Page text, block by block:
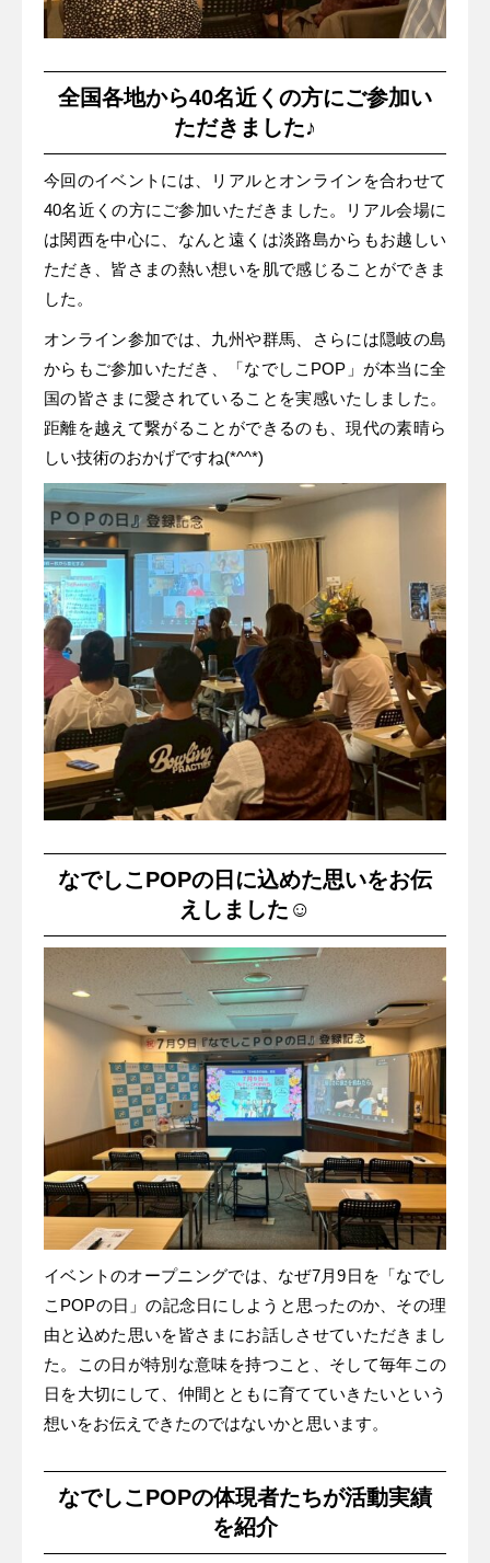
全国各地から40名近くの方にご参加い
ただきました♪
今回のイベントには、リアルとオンラインを合わせて
40名近くの方にご参加いただきました。リアル会場に
は関西を中心に、なんと遠くは淡路島からもお越しい
ただき、皆さまの熱い想いを肌で感じることができま
した。
オンライン参加では、九州や群馬、さらには隠岐の島
からもご参加いただき、「なでしこPOP」が本当に全
国の皆さまに愛されていることを実感いたしました。
距離を越えて繋がることができるのも、現代の素晴ら
しい技術のおかげですね(*^^*)
なでしこPOPの日に込めた思いをお伝
えしました☺
イベントのオープニングでは、なぜ7月9日を「なでし
こPOPの日」の記念日にしようと思ったのか、その理
由と込めた思いを皆さまにお話しさせていただきまし
た。この日が特別な意味を持つこと、そして毎年この
日を大切にして、仲間とともに育てていきたいという
想いをお伝えできたのではないかと思います。
なでしこPOPの体現者たちが活動実績
を紹介